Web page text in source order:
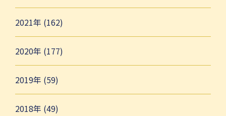
2021年 (162)
2020年 (177)
2019年 (59)
2018年 (49)